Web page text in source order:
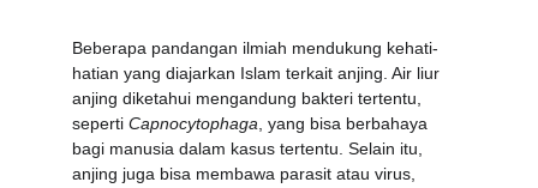
Beberapa pandangan ilmiah mendukung kehati-
hatian yang diajarkan Islam terkait anjing. Air liur
anjing diketahui mengandung bakteri tertentu,
seperti Capnocytophaga , yang bisa berbahaya
bagi manusia dalam kasus tertentu. Selain itu,
anjing juga bisa membawa parasit atau virus,